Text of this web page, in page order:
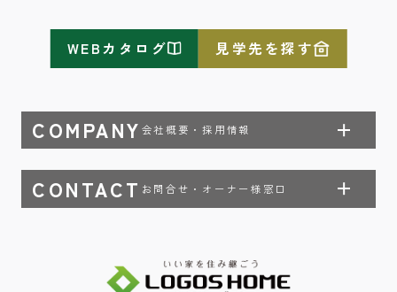
COMPANY 会社概要・採用情報
CONTACT お問合せ・オーナー様窓口
WEBカタログ 見学先を探す